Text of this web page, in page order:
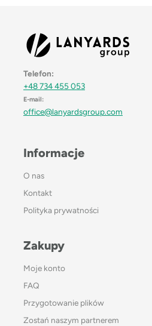
Telefon:
+48 734 455 053
E-mail:
office@lanyardsgroup.com
Informacje
O nas
Kontakt
Polityka prywatności
Zakupy
Moje konto
FAQ
Przygotowanie plików
Zostań naszym partnerem